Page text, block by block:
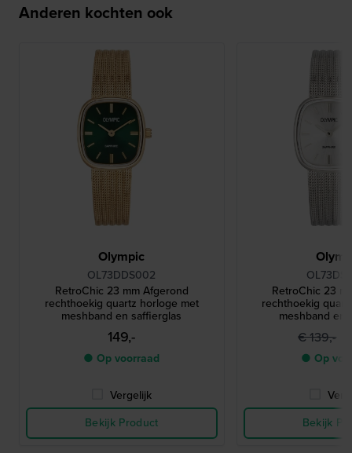
Anderen kochten ook
Olympic
OL73DDS002
RetroChic 23 mm Afgerond
rechthoekig quartz horloge met
meshband en saffierglas
149,-
● Op voorraad
Vergelijk
Bekijk Product
RetroChic 23
rechthoekig
meshband en
€ 139,-
● Op
Bekijk